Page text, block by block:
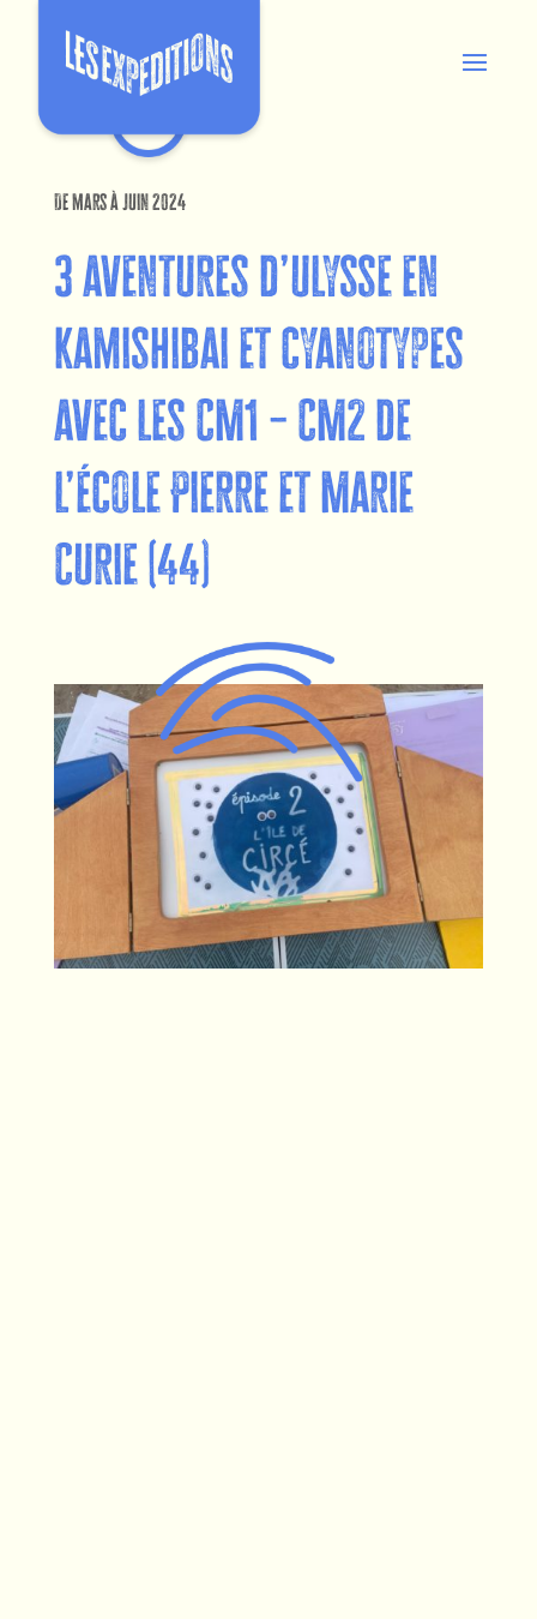
3 aventures d’ulysse en
kamishibai et cyanotypes
avec les CM1 – CM2 de
l’école Pierre et Marie
Curie (44)
De mars à Juin 2024